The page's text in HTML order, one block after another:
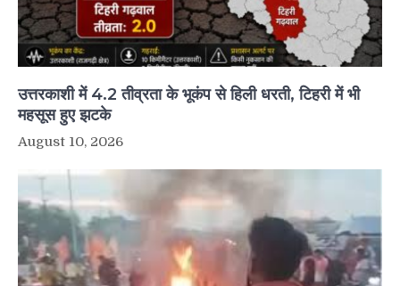
उत्तरकाशी में 4.2 तीव्रता के भूकंप से हिली धरती, टिहरी में भी
महसूस हुए झटके
August 10, 2026